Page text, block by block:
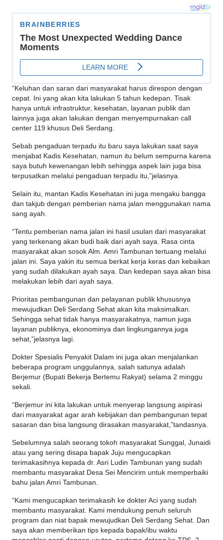
“Keluhan dan saran dari masyarakat harus direspon dengan
cepat. Ini yang akan kita lakukan 5 tahun kedepan. Tisak
hanya untuk infrastruktur, kesehatan, layanan publik dan
lainnya juga akan lakukan dengan menyempurnakan call
center 119 khusus Deli Serdang.
Sebab pengaduan terpadu itu baru saya lakukan saat saya
menjabat Kadis Kesehatan, namun itu belum sempurna karena
saya butuh kewenangan lebih sehingga aspek lain juga bisa
terpusatkan melalui pengaduan terpadu itu,”jelasnya.
Selain itu, mantan Kadis Kesehatan ini juga mengaku bangga
dan takjub dengan pemberian nama jalan menggunakan nama
sang ayah.
“Tentu pemberian nama jalan ini hasil usulan dari masyarakat
yang terkenang akan budi baik dari ayah saya. Rasa cinta
masyarakat akan sosok Alm. Amri Tambunan tertuang melalui
jalan ini. Saya yakin itu semua berkat kerja keras dan kebaikan
yang sudah dilakukan ayah saya. Dan kedepan saya akan bisa
melakukan lebih dari ayah saya.
Prioritas pembangunan dan pelayanan publik khususnya
mewujudkan Deli Serdang Sehat akan kita maksimalkan.
Sehingga sehat tidak hanya masyarakatnya, namun juga
layanan publiknya, ekonominya dan lingkungannya juga
sehat,”jelasnya lagi.
Dokter Spesialis Penyakit Dalam ini juga akan menjalankan
beberapa program unggulannya, salah satunya adalah
Berjemur (Bupati Bekerja Bertemu Rakyat) selama 2 minggu
sekali.
“Berjemur ini kita lakukan untuk menyerap langsung aspirasi
dari masyarakat agar arah kebijakan dan pembangunan tepat
sasaran dan bisa langsung dirasakan masyarakat,”tandasnya.
Sebelumnya salah seorang tokoh masyarakat Sunggal, Junaidi
atau yang sering disapa bapak Juju mengucapkan
terimakasihnya kepada dr. Asri Ludin Tambunan yang sudah
membantu masyarakat Desa Sei Mencirim untuk memperbaiki
bahu jalan Amri Tambunan.
“Kami mengucapkan terimakasih ke dokter Aci yang sudah
membantu masyarakat. Kami mendukung penuh seluruh
program dan niat bapak mewujudkan Deli Serdang Sehat. Dan
saya akan memberikan tips kepada bapak/ibu waktu